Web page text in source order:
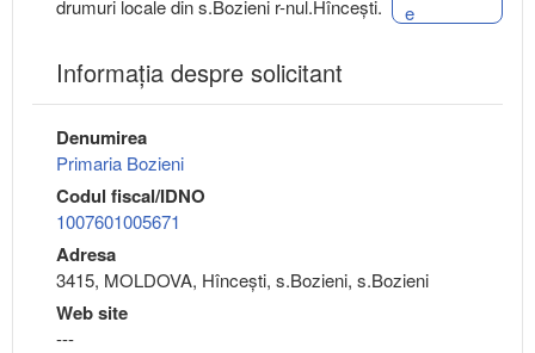
drumuri locale din s.Bozieni r-nul.Hîncești. e
Informaţia despre solicitant
Denumirea
Primaria Bozieni
Codul fiscal/IDNO
1007601005671
Adresa
3415, MOLDOVA, Hînceşti, s.Bozieni, s.Bozieni
Web site
---